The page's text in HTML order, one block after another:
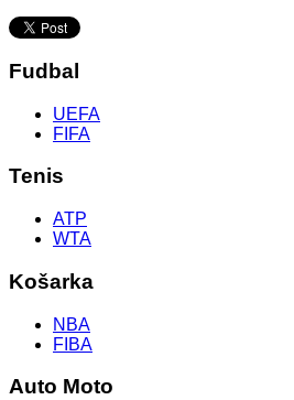
Fudbal
UEFA
FIFA
Tenis
ATP
WTA
Košarka
NBA
FIBA
Auto Moto